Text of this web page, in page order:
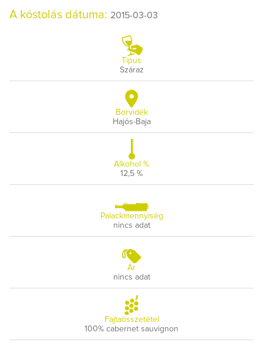
A kóstolás dátuma: 2015-03-03
Típus
Száraz
Borvidék
Hajós-Baja
Alkohol %
12,5 %
Palackmennyiség
nincs adat
Ár
nincs adat
Fajtaösszetétel
100% cabernet sauvignon